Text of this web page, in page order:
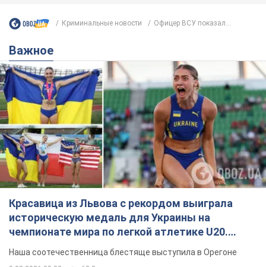
историческую медаль для Украины на
чемпионате мира по легкой атлетике U20.
Видео
Наша соотечественница блестяще выступила в Орегоне
9.08.2026 09:32 68,2 т.
Бритни Спирс призналась в уколах
красоты и показала последствия
неудачной косметологии: ходила
так почти месяц
Заметный эффект от процедуры сохранялся
В 16–17 лет могла целый день не
есть: украинская модель Кристина